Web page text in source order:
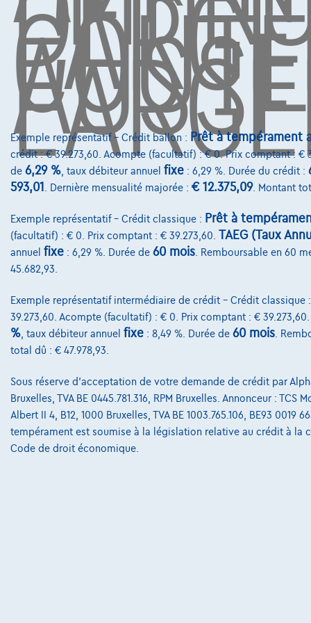
COÛTE
Exemple représentatif – Crédit ballon : Prêt à tempérament
crédit : € 39.273,60. Acompte (facultatif) : € 0. Prix comptant : €
de 6,29 %, taux débiteur annuel fixe : 6,29 %. Durée du crédit :
593,01 . Dernière mensualité majorée : € 12.375,09. Montant
Exemple représentatif – Crédit classique : Prêt à
(facultatif) : € 0. Prix comptant : € 39.273,60. TAEG (Taux
annuel fixe : 6,29 %. Durée de 60 mois. Remboursable en 60
45.682,93.
Exemple représentatif intermédiaire de crédit – Crédit classique
39.273,60. Acompte (facultatif) : € 0. Prix comptant : €
% , taux débiteur annuel fixe : 8,49 %. Durée de 60 mois .
total dû : € 47.978,93.
Sous réserve d'acceptation de votre demande de crédit par
Bruxelles, TVA BE 0445.781.316, RPM Bruxelles. Annonceur :
Albert II 4, B12, 1000 Bruxelles, TVA BE 1003.765.106, BE93 0019
tempérament est soumise à la législation relative au crédit à la
Code de droit économique.